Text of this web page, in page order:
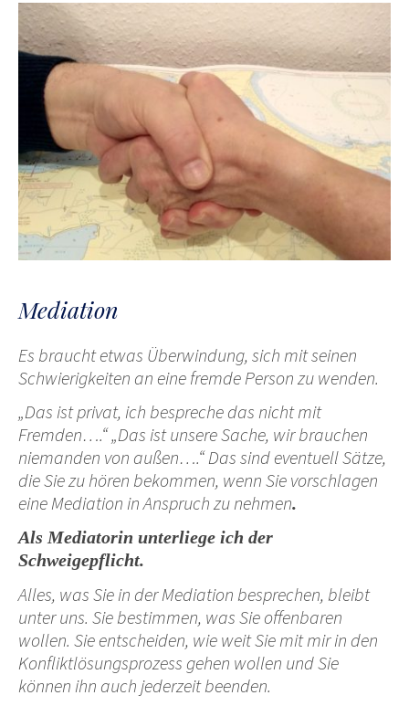
Mediation
Es braucht etwas Überwindung, sich mit seinen
Schwierigkeiten an eine fremde Person zu wenden.
„Das ist privat, ich bespreche das nicht mit
Fremden….“ „Das ist unsere Sache, wir brauchen
niemanden von außen….“ Das sind eventuell Sätze,
die Sie zu hören bekommen, wenn Sie vorschlagen
eine Mediation in Anspruch zu nehmen.
Als Mediatorin unterliege ich der
Schweigepflicht.
Alles, was Sie in der Mediation besprechen, bleibt
unter uns. Sie bestimmen, was Sie offenbaren
wollen. Sie entscheiden, wie weit Sie mit mir in den
Konfliktlösungsprozess gehen wollen und Sie
können ihn auch jederzeit beenden.